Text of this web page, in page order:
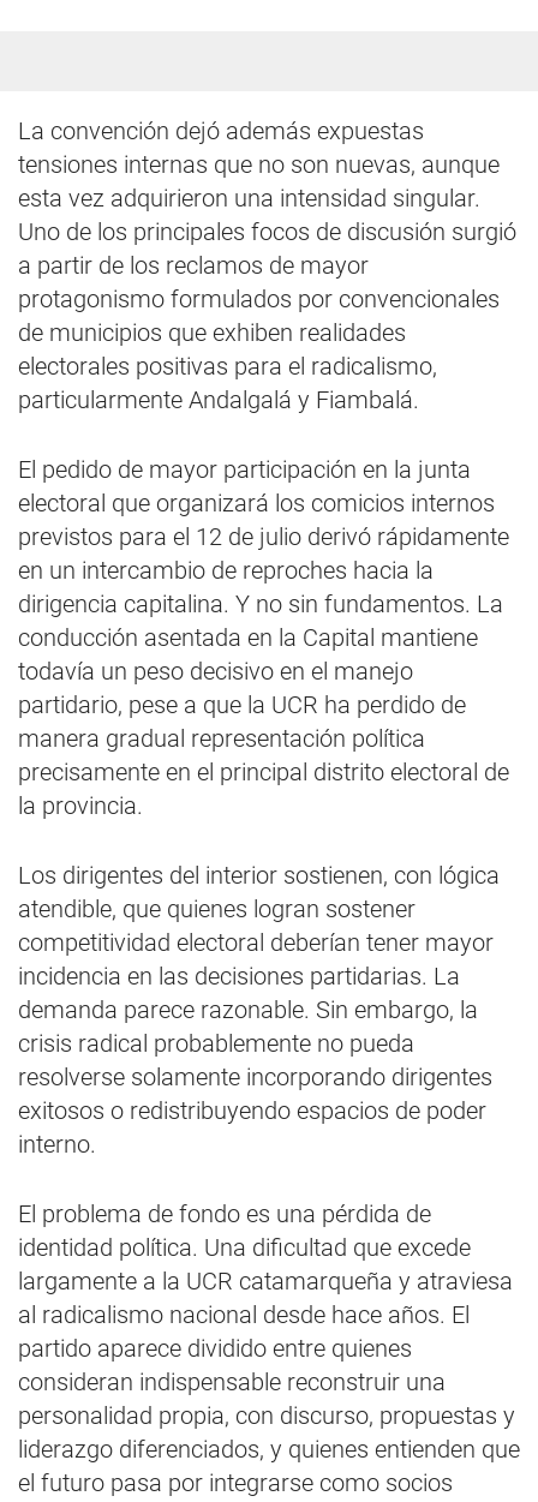
La convención dejó además expuestas
tensiones internas que no son nuevas, aunque
esta vez adquirieron una intensidad singular.
Uno de los principales focos de discusión surgió
a partir de los reclamos de mayor
protagonismo formulados por convencionales
de municipios que exhiben realidades
electorales positivas para el radicalismo,
particularmente Andalgalá y Fiambalá.
El pedido de mayor participación en la junta
electoral que organizará los comicios internos
previstos para el 12 de julio derivó rápidamente
en un intercambio de reproches hacia la
dirigencia capitalina. Y no sin fundamentos. La
conducción asentada en la Capital mantiene
todavía un peso decisivo en el manejo
partidario, pese a que la UCR ha perdido de
manera gradual representación política
precisamente en el principal distrito electoral de
la provincia.
Los dirigentes del interior sostienen, con lógica
atendible, que quienes logran sostener
competitividad electoral deberían tener mayor
incidencia en las decisiones partidarias. La
demanda parece razonable. Sin embargo, la
crisis radical probablemente no pueda
resolverse solamente incorporando dirigentes
exitosos o redistribuyendo espacios de poder
interno.
El problema de fondo es una pérdida de
identidad política. Una dificultad que excede
largamente a la UCR catamarqueña y atraviesa
al radicalismo nacional desde hace años. El
partido aparece dividido entre quienes
consideran indispensable reconstruir una
personalidad propia, con discurso, propuestas y
liderazgo diferenciados, y quienes entienden que
el futuro pasa por integrarse como socios